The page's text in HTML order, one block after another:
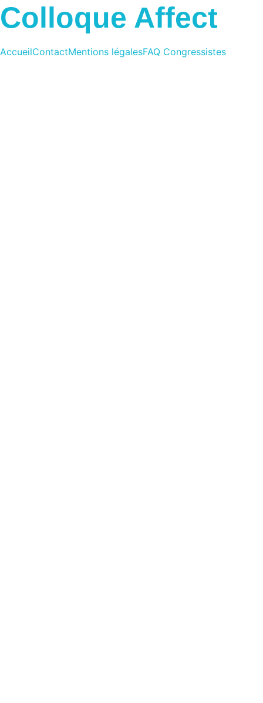
Colloque Affect
AccueilContactMentions légalesFAQ Congressistes